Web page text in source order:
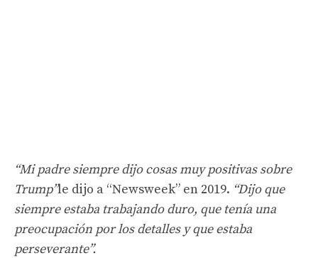
“Mi padre siempre dijo cosas muy positivas sobre
Trump”le dijo a “Newsweek” en 2019. “Dijo que
siempre estaba trabajando duro, que tenía una
preocupación por los detalles y que estaba
perseverante”.